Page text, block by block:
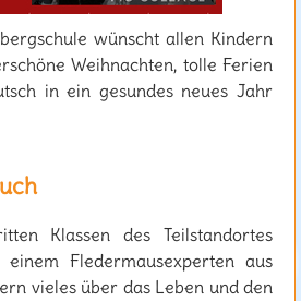
wünscht allen Kindern
Weihnachten, tolle Ferien
in ein gesundes neues Jahr
Klassen des Teilstandortes
Fledermausexperten aus
vieles über das Leben und den